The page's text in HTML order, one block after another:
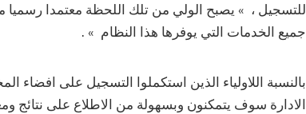
للتسجيل ، » يصبح الولي من تلك اللحظة معتمدا رسميا
جميع الخدمات التي يوفرها هذا النظام » .
بالنسبة اللاولياء الذين استكملوا التسجيل على افضاء
الادارة سوف يتمكنون وبسهولة من الاطلاع على نتائج